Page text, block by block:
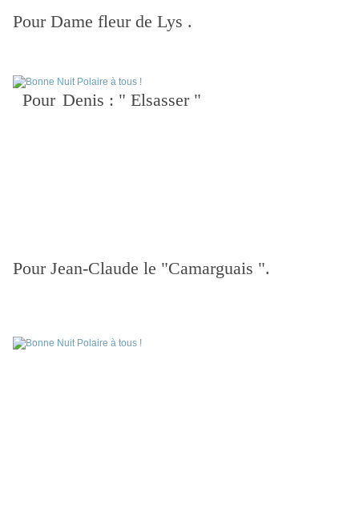
Pour Dame fleur de Lys .
Pour Denis : " Elsasser "
Pour Jean-Claude le "Camarguais ".